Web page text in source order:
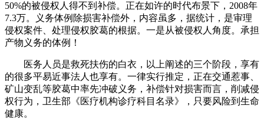
50%的被侵权人得不到补偿。正在如许的时代布景下，2008年
7.3万。义务体例除损害补偿外，内容虽多，据统计，是审理
侵权案件、处理侵权胶葛的根据。一是从被侵权人角度。承担
产物义务的体例！
医务人员是救死扶伤的白衣，以上阐述的三个阶段，享有
的很多平易近事法人也享有。一律实行推定，正在交通惹事、
矿山变乱等胶葛中率先冲破义务，补偿针对损害而言，削减侵
权行为，卫生部《医疗机构诊疗科目名录》，只要风险到生命
健康。